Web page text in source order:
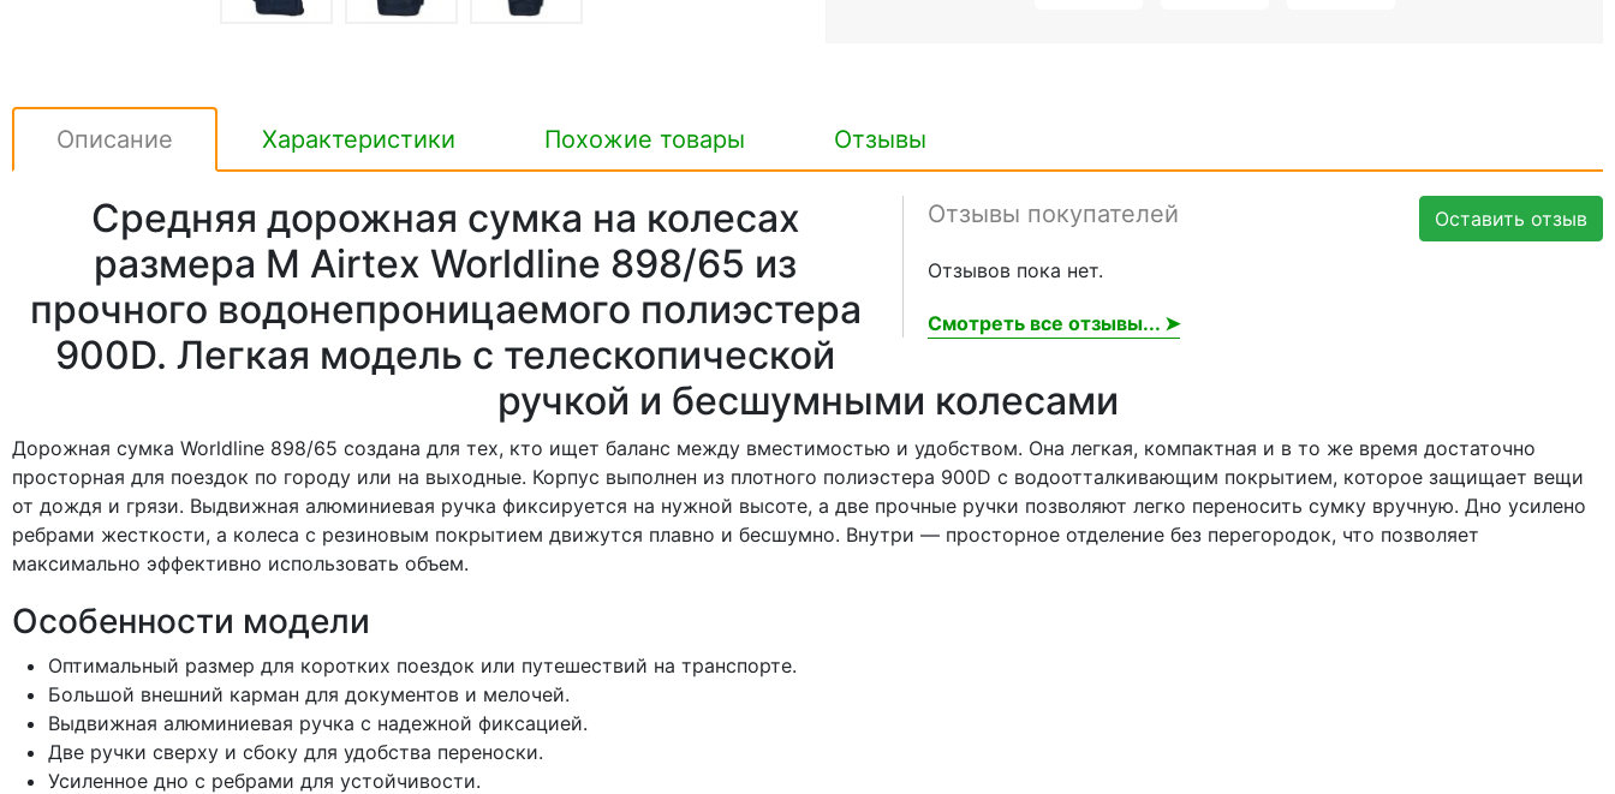
Описание Характеристики Похожие товары Отзывы
Оставить отзыв
Отзывы покупателей
Отзывов пока нет.
Смотреть все отзывы... ➤
Средняя дорожная сумка на колесах
размера M Airtex Worldline 898/65 из
прочного водонепроницаемого полиэстера
900D. Легкая модель с телескопической
ручкой и бесшумными колесами
Дорожная сумка Worldline 898/65 создана для тех, кто ищет баланс между вместимостью и удобством. Она легкая, компактная и в то же время достаточно
просторная для поездок по городу или на выходные. Корпус выполнен из плотного полиэстера 900D с водоотталкивающим покрытием, которое защищает вещи
от дождя и грязи. Выдвижная алюминиевая ручка фиксируется на нужной высоте, а две прочные ручки позволяют легко переносить сумку вручную. Дно усилено
ребрами жесткости, а колеса с резиновым покрытием движутся плавно и бесшумно. Внутри — просторное отделение без перегородок, что позволяет
максимально эффективно использовать объем.
Особенности модели
Оптимальный размер для коротких поездок или путешествий на транспорте.
Большой внешний карман для документов и мелочей.
Выдвижная алюминиевая ручка с надежной фиксацией.
Две ручки сверху и сбоку для удобства переноски.
Усиленное дно с ребрами для устойчивости.